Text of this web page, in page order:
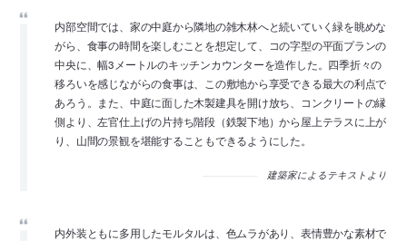
内部空間では、家の中庭から隣地の雑木林へと続いていく緑を眺めな
がら、食事の時間を楽しむことを想定して、コの字型の平面プランの
中央に、幅3メートルのキッチンカウンターを造作した。四季折々の
移ろいを感じながらの食事は、この敷地から享受できる最大の利点で
あろう。また、中庭に面した木製建具を開け放ち、コンクリートの縁
側より、左官仕上げの片持ち階段（鉄製下地）から屋上テラスに上が
り、山間の景観を堪能することもできるようにした。
建築家によるテキストより
内外装ともに多用したモルタルは、色ムラがあり、表情豊かな素材で